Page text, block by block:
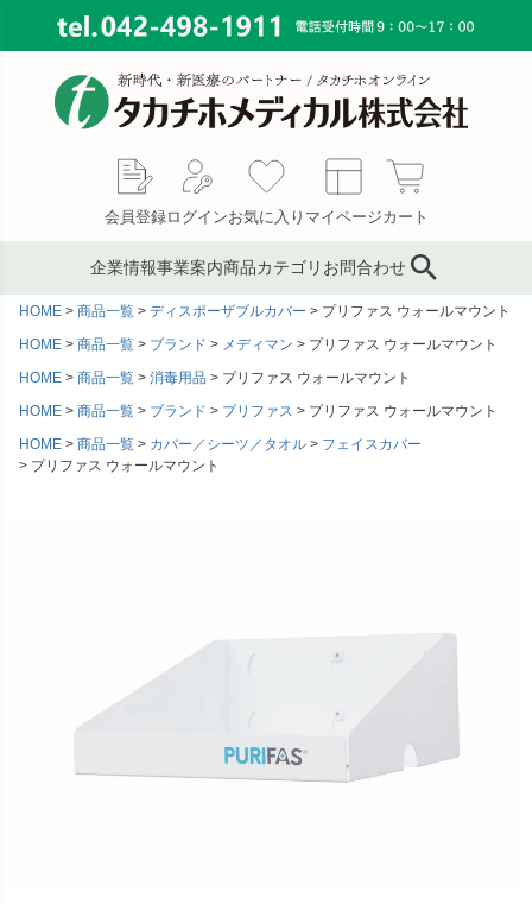
会員登録ログインお気に入り マイページカート
企業情報
会社概要
MAP
代表あいさつ
採用情報
事業案内
サプライ事業
コンサルティング
メディカルインテリア
商品カテゴリ
ブランド 鍼灸鍼・鍼用品
ピンセット／ハサミ・ギ
ブス剪刀
もぐさ・温灸用品／電子
温灸器
サージカルテープ テーピングテープ
スポーツケア用品
防護具
お問合わせ
HOME 商品一覧 ディスポーザブルカバー
プリファス ウォールマウント
HOME
商品一覧 ブランド メディマン
プリファス ウォールマウント
HOME
商品一覧 消毒用品
プリファス ウォールマウント
HOME
商品一覧 ブランド プリファス
プリファス ウォールマウント
HOME
商品一覧 カバー／シーツ／タオル
フェイスカバー
プリファス ウォールマウント